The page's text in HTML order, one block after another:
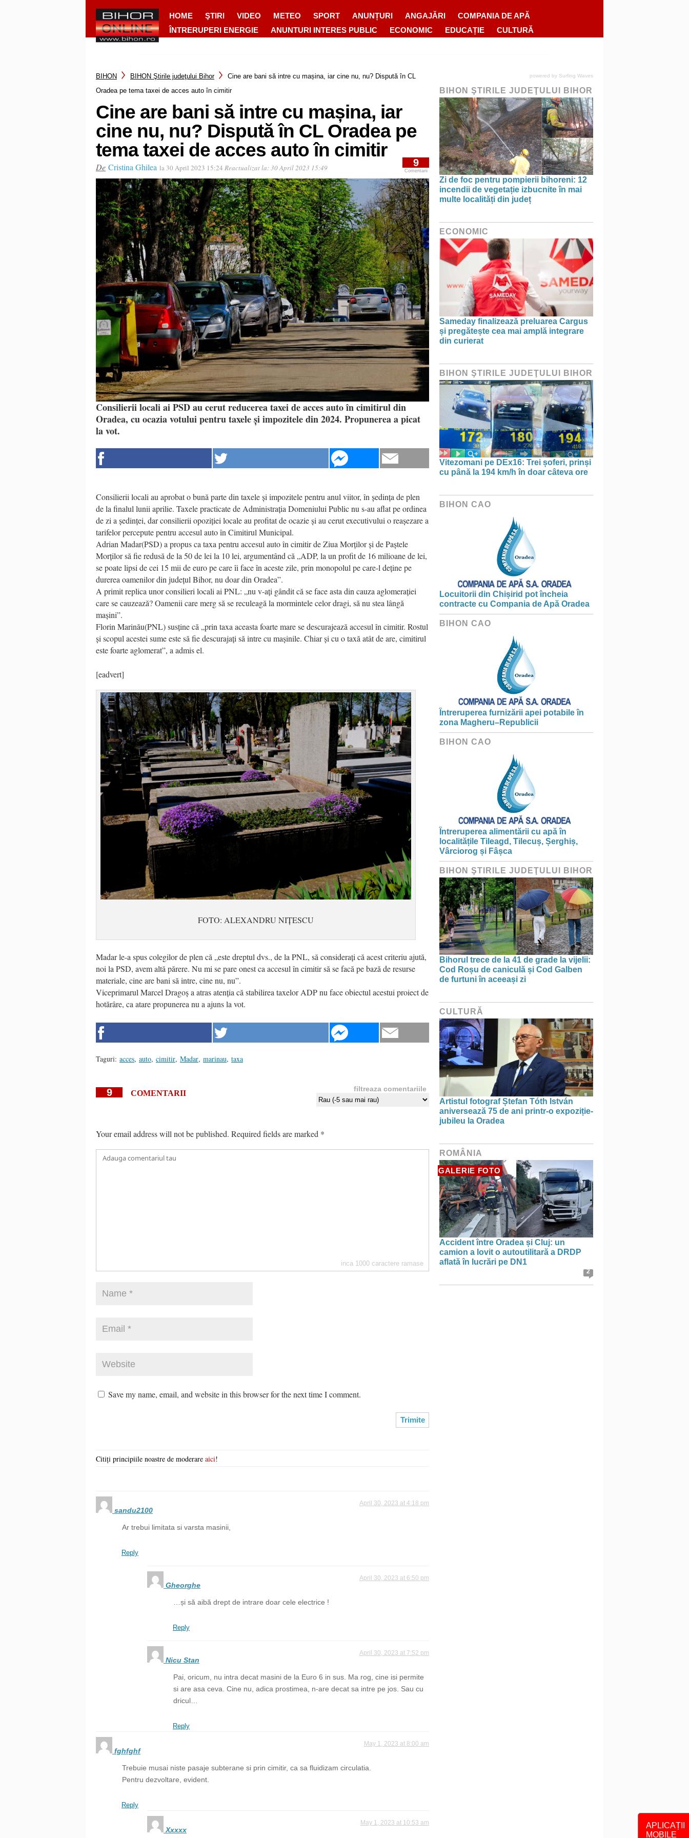
HOME ŞTIRI VIDEO METEO SPORT ANUNȚURI ANGAJĂRI
COMPANIA DE APĂ
ÎNTRERUPERI ENERGIE
ANUNTURI INTERES PUBLIC ECONOMIC EDUCAȚIE CULTURĂ
APLICAȚII
MOBILE
BIHON BIHON Ştirile judeţului Bihor
Cine are bani să intre cu mașina, iar cine nu, nu? Dispută în CL
Oradea pe tema taxei de acces auto în cimitir
Cine are bani să intre cu mașina, iar
cine nu, nu? Dispută în CL Oradea pe
tema taxei de acces auto în cimitir
De Cristina Ghilea la 30 April 2023 15:24 Reactualizat la:30 April 2023 15:49 9
Comentarii
Consilierii locali ai PSD au cerut reducerea taxei de acces auto în cimitirul din
Oradea, cu ocazia votului pentru taxele și impozitele din 2024. Propunerea a picat
la vot.
Consilierii locali au aprobat o bună parte din taxele și impozitele pentru anul viitor, în ședința de plen
de la finalul lunii aprilie. Taxele practicate de Administrația Domeniului Public nu s-au aflat pe ordinea
de zi a ședinței, dar consilierii opoziției locale au profitat de ocazie și au cerut executivului o reașezare a
tarifelor percepute pentru accesul auto în Cimitirul Municipal.
Adrian Madar(PSD) a propus ca taxa pentru accesul auto în cimitir de Ziua Morților și de Paștele
Morților să fie redusă de la 50 de lei la 10 lei, argumentând că „ADP, la un profit de 16 milioane de lei,
se poate lipsi de cei 15 mii de euro pe care îi face în aceste zile, prin monopolul pe care-l deține pe
durerea oamenilor din județul Bihor, nu doar din Oradea”.
A primit replica unor consilieri locali ai PNL: „nu v-ați gândit că se face asta din cauza aglomerației
care se cauzează? Oamenii care merg să se reculeagă la mormintele celor dragi, să nu stea lângă
mașini”.
Florin Marinău(PNL) susține că „prin taxa aceasta foarte mare se descurajează accesul în cimitir. Rostul
și scopul acestei sume este să fie descurajați să intre cu mașinile. Chiar și cu o taxă atât de are, cimitirul
este foarte aglomerat”, a admis el.
[eadvert]
FOTO: ALEXANDRU NIȚESCU
Madar le-a spus colegilor de plen că „este dreptul dvs., de la PNL, să considerați că acest criteriu ajută,
noi la PSD, avem altă părere. Nu mi se pare onest ca accesul în cimitir să se facă pe bază de resurse
materiale, cine are bani să intre, cine nu, nu”.
Viceprimarul Marcel Dragoș a atras atenția că stabilirea taxelor ADP nu face obiectul acestui proiect de
hotărâre, ca atare propunerea nu a ajuns la vot.
Taguri: acces, auto, cimitir, Madar, marinau, taxa
9 COMENTARII filtreaza comentariile
Your email address will not be published. Required fields are marked *
inca 1000 caractere ramase
Save my name, email, and website in this browser for the next time I comment.
Citiți principiile noastre de moderare aici!
sandu2100
April 30, 2023 at 4:18 pm
Ar trebui limitata si varsta masinii,
Reply
Gheorghe
April 30, 2023 at 6:50 pm
…și să aibă drept de intrare doar cele electrice !
Reply
Nicu Stan
April 30, 2023 at 7:52 pm
Pai, oricum, nu intra decat masini de la Euro 6 in sus. Ma rog, cine isi permite
si are asa ceva. Cine nu, adica prostimea, n-are decat sa intre pe jos. Sau cu
dricul…
Reply
fghfghf
May 1, 2023 at 8:00 am
Trebuie musai niste pasaje subterane si prin cimitir, ca sa fluidizam circulatia.
Pentru dezvoltare, evident.
Reply
Xxxxx
May 1, 2023 at 10:53 am
powered by Surfing Waves
BIHON ŞTIRILE JUDEŢULUI BIHOR
Zi de foc pentru pompierii bihoreni: 12
incendii de vegetație izbucnite în mai
multe localități din județ
ECONOMIC
Sameday finalizează preluarea Cargus
și pregătește cea mai amplă integrare
din curierat
BIHON ŞTIRILE JUDEŢULUI BIHOR
Vitezomani pe DEx16: Trei șoferi, prinși
cu până la 194 km/h în doar câteva ore
BIHON CAO
Locuitorii din Chișirid pot încheia
contracte cu Compania de Apă Oradea
BIHON CAO
Întreruperea furnizării apei potabile în
zona Magheru–Republicii
BIHON CAO
Întreruperea alimentării cu apă în
localitățile Tileagd, Tilecuș, Șerghiș,
Vârciorog și Fâșca
BIHON ŞTIRILE JUDEŢULUI BIHOR
Bihorul trece de la 41 de grade la vijelii:
Cod Roșu de caniculă și Cod Galben
de furtuni în aceeași zi
CULTURĂ
Artistul fotograf Ștefan Tóth István
aniversează 75 de ani printr-o expoziție-
jubileu la Oradea
ROMÂNIA
GALERIE FOTO
Accident între Oradea și Cluj: un
camion a lovit o autoutilitară a DRDP
aflată în lucrări pe DN1
2